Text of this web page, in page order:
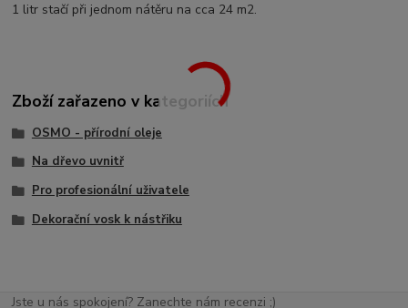
1 litr stačí při jednom nátěru na cca 24 m2.
Zboží zařazeno v kategoriích
OSMO - přírodní oleje
Na dřevo uvnitř
Pro profesionální uživatele
Dekorační vosk k nástřiku
Jste u nás spokojení? Zanechte nám recenzi ;)